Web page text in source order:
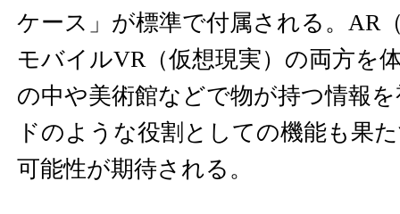
ケース」が標準で付属される。AR
モバイルVR（仮想現実）の両方を
の中や美術館などで物が持つ情報
ドのような役割としての機能も果
可能性が期待される。